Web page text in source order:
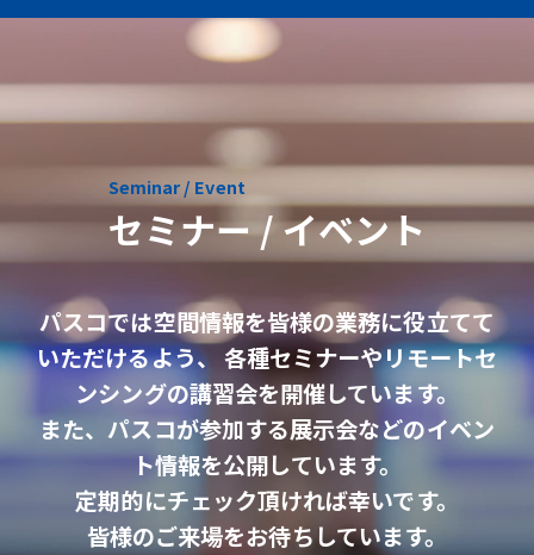
Seminar / Event
セミナー / イベント
パスコでは空間情報を皆様の業務に役立てて
いただけるよう、 各種セミナーやリモートセ
ンシングの講習会を開催しています。
また、パスコが参加する展示会などのイベン
ト情報を公開しています。
定期的にチェック頂ければ幸いです。
皆様のご来場をお待ちしています。